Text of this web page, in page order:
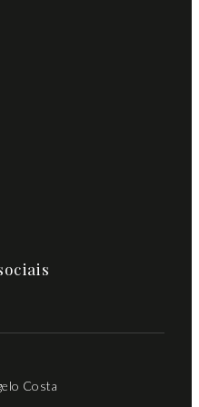
Costa